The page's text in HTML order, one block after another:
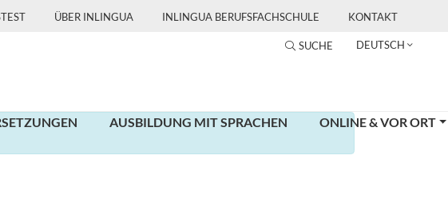
ÜBER INLINGUA INLINGUA BERUFSFACHSCHULE KONTAKT
SUCHE DEUTSCH
AUSBILDUNG MIT SPRACHEN ONLINE & VOR ORT